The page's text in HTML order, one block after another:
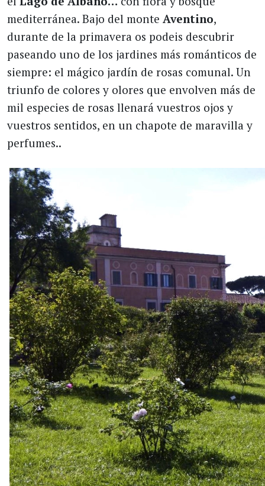
mediterránea. Bajo del monte Aventino,
durante de la primavera os podeis descubrir
paseando uno de los jardines más románticos de
siempre: el mágico jardín de rosas comunal. Un
triunfo de colores y olores que envolven más de
mil especies de rosas llenará vuestros ojos y
vuestros sentidos, en un chapote de maravilla y
perfumes..